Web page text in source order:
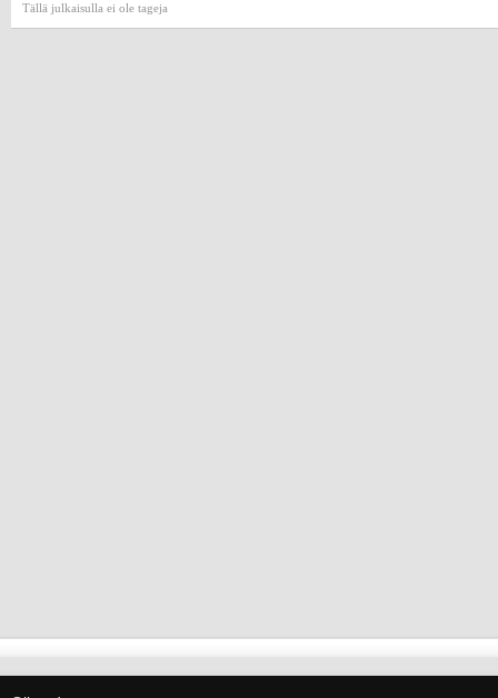
Tällä julkaisulla ei ole tageja